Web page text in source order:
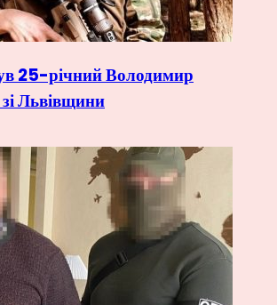
25-річний Володимир
Львівщини